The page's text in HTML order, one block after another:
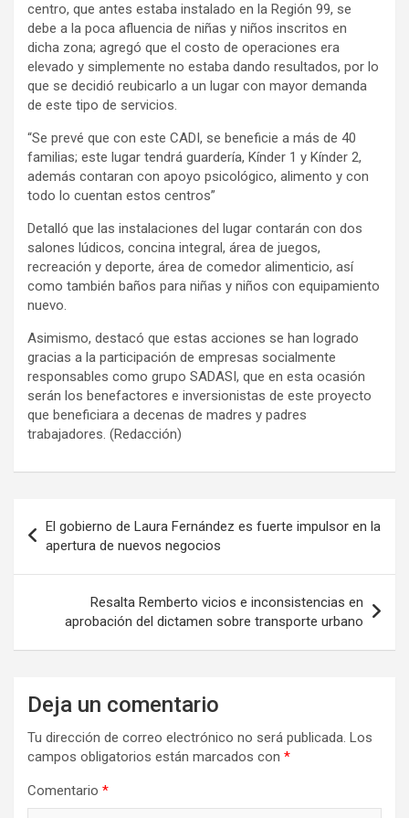
centro, que antes estaba instalado en la Región 99, se
debe a la poca afluencia de niñas y niños inscritos en
dicha zona; agregó que el costo de operaciones era
elevado y simplemente no estaba dando resultados, por lo
que se decidió reubicarlo a un lugar con mayor demanda
de este tipo de servicios.
“Se prevé que con este CADI, se beneficie a más de 40
familias; este lugar tendrá guardería, Kínder 1 y Kínder 2,
además contaran con apoyo psicológico, alimento y con
todo lo cuentan estos centros”
Detalló que las instalaciones del lugar contarán con dos
salones lúdicos, concina integral, área de juegos,
recreación y deporte, área de comedor alimenticio, así
como también baños para niñas y niños con equipamiento
nuevo.
Asimismo, destacó que estas acciones se han logrado
gracias a la participación de empresas socialmente
responsables como grupo SADASI, que en esta ocasión
serán los benefactores e inversionistas de este proyecto
que beneficiara a decenas de madres y padres
trabajadores. (Redacción)
de
entradas
El gobierno de Laura Fernández es fuerte impulsor en la
apertura de nuevos negocios
Resalta Remberto vicios e inconsistencias en
aprobación del dictamen sobre transporte urbano
Deja un comentario
Tu dirección de correo electrónico no será publicada. Los
campos obligatorios están marcados con *
Comentario *